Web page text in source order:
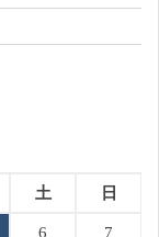
土 日
6 7